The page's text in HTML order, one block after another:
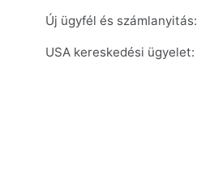
Új ügyfél és számlanyitás:
USA kereskedési ügyelet: